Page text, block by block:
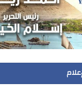
الانضباط